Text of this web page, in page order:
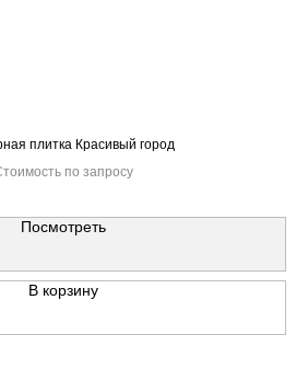
плитка Красивый город
по запросу
Посмотреть
В корзину